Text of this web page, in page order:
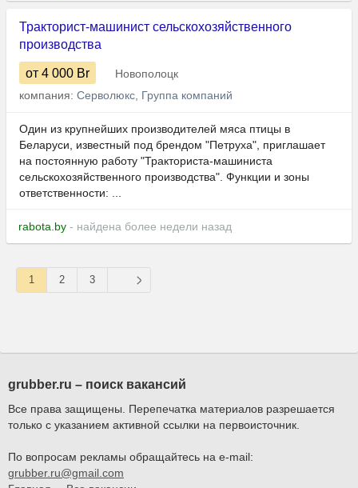
Тракторист-машинист сельскохозяйственного
производства
от 4 000 Br
Новополоцк
компания: Серволюкс, Группа компаний
Один из крупнейших производителей мяса птицы в
Беларуси, известный под брендом "Петруха", приглашает
на постоянную работу "Тракториста-машиниста
сельскохозяйственного производства". Функции и зоны
ответственности: ...
rabota.by - найдена более недели назад
1 2 3
grubber.ru – поиск вакансий
Все права защищены. Перепечатка материалов разрешается
только с указанием активной ссылки на первоисточник.
По вопросам рекламы обращайтесь на e-mail:
grubber.ru@gmail.com